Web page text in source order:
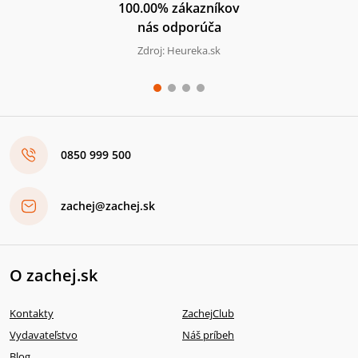
100.00% zákazníkov
nás odporúča
Zdroj: Heureka.sk
0850 999 500
zachej@zachej.sk
O zachej.sk
Kontakty
ZachejClub
Vydavateľstvo
Náš príbeh